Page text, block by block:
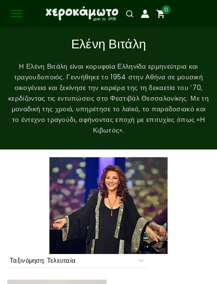
0
Ελένη Βιτάλη
Η Ελένη Βιτάλη είναι κορυφαία Ελληνίδα ερμηνεύτρια και
τραγουδοποιός. Γεννήθηκε το 1954 στην Αθήνα σε μουσική
οικογένεια και ξεκίνησε την καριέρα της τη δεκαετία του ’70,
κερδίζοντας τις εντυπώσεις στο Φεστιβάλ Θεσσαλονίκης. Με τη
μοναδική της χροιά, υπηρέτησε το λαϊκό, το παραδοσιακό και
το έντεχνο τραγούδι, αφήνοντας εποχή με επιτυχίες όπως «Η
Κιβωτός».